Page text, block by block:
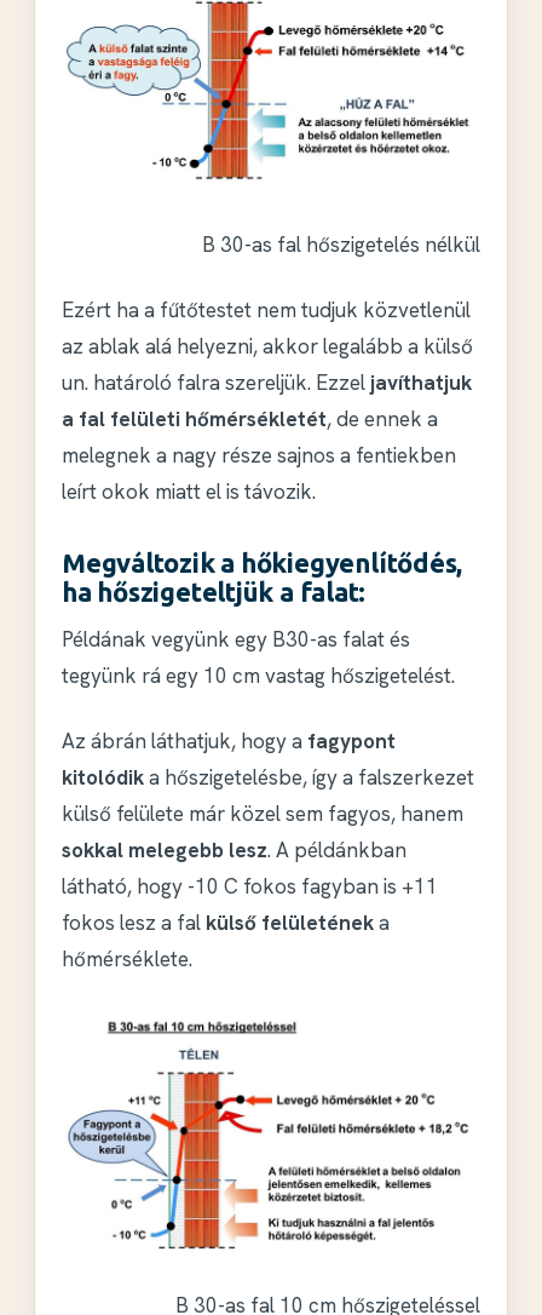
B 30-as fal hőszigetelés nélkül
Ezért ha a fűtőtestet nem tudjuk közvetlenül
az ablak alá helyezni, akkor legalább a külső
un. határoló falra szereljük. Ezzel javíthatjuk
a fal felületi hőmérsékletét, de ennek a
melegnek a nagy része sajnos a fentiekben
leírt okok miatt el is távozik.
Megváltozik a hőkiegyenlítődés,
ha hőszigeteltjük a falat:
Példának vegyünk egy B30-as falat és
tegyünk rá egy 10 cm vastag hőszigetelést.
Az ábrán láthatjuk, hogy a fagypont
kitolódika hőszigetelésbe, így a falszerkezet
külső felülete már közel sem fagyos, hanem
sokkal melegebb lesz. A példánkban
látható, hogy -10 C fokos fagyban is +11
fokos lesz a fal külső felületéneka
hőmérséklete.
B 30-as fal 10 cm hőszigeteléssel